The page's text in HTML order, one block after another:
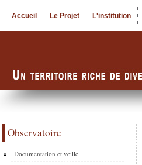
Menu principal
Accueil Le Projet L'institution
Observatoire
Documentation et veille